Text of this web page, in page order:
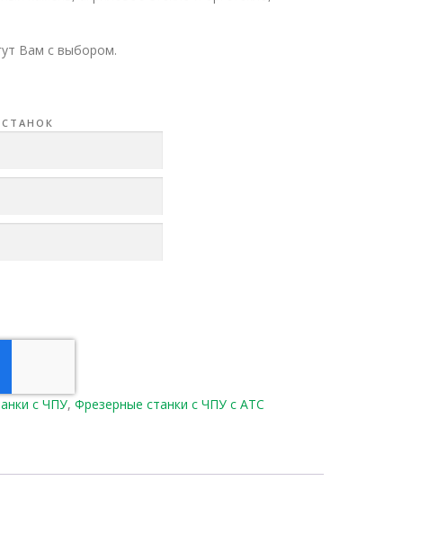
Вам с выбором.
с ЧПУ,Фрезерные станки с ЧПУ с АТС